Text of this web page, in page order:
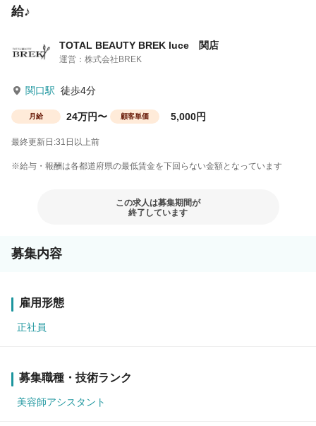
給♪
TOTAL BEAUTY BREK luce 関店
運営：株式会社BREK
関口駅 徒歩4分
月給 24万円〜 顧客単価 5,000円
最終更新日:31日以上前
※給与・報酬は各都道府県の最低賃金を下回らない金額となっています
この求人は募集期間が
終了しています
募集内容
雇用形態
正社員
募集職種・技術ランク
美容師アシスタント